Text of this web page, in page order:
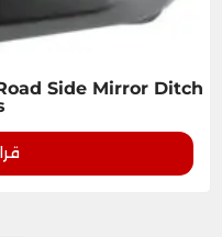
Side Mirror Ditch